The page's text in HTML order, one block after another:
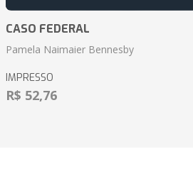
CASO FEDERAL
Pamela Naimaier Bennesby
IMPRESSO
R$ 52,76